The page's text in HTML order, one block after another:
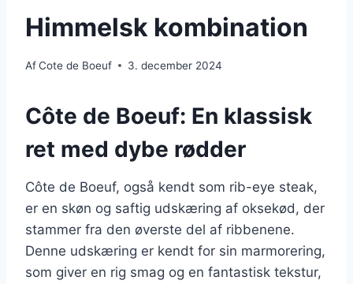
Himmelsk kombination
AfCote de Boeuf 3. december 2024
Côte de Boeuf: En klassisk
ret med dybe rødder
Côte de Boeuf, også kendt som rib-eye steak,
er en skøn og saftig udskæring af oksekød, der
stammer fra den øverste del af ribbenene.
Denne udskæring er kendt for sin marmorering,
som giver en rig smag og en fantastisk tekstur,